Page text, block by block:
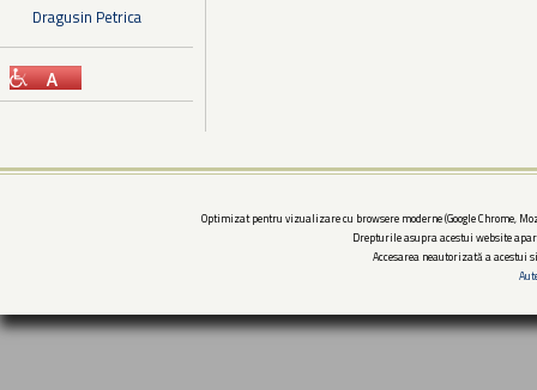
Dragusin Petrica
Optimizat pentru vizualizare cu browsere moderne (Google Chrome,
Drepturile asupra acestui website
Accesarea neautorizată a acestui